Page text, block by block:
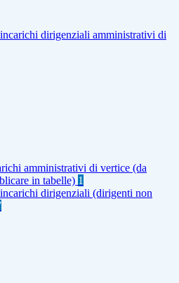
dirigenziali amministrativi di
amministrativi di vertice (da
in tabelle) 1
dirigenziali (dirigenti non